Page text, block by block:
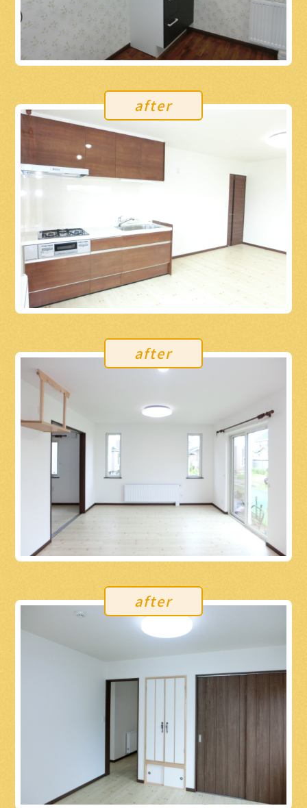
after
after
after